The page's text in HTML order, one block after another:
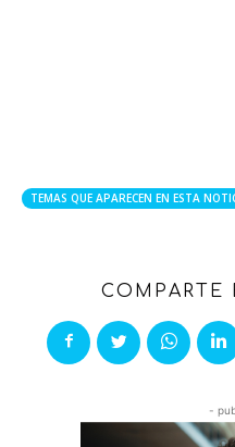
TEMAS QUE APARECEN EN ESTA
COMPARTE
-